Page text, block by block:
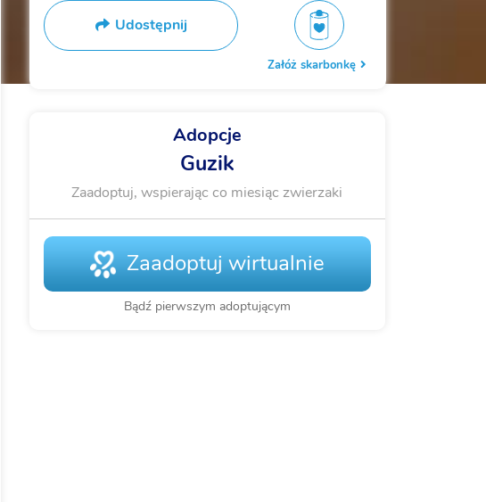
Udostępnij
Załóż skarbonkę
Adopcje
Guzik
Zaadoptuj, wspierając co miesiąc zwierzaki
Zaadoptuj wirtualnie
Bądź pierwszym adoptującym